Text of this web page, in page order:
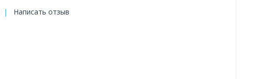
| Написать отзыв